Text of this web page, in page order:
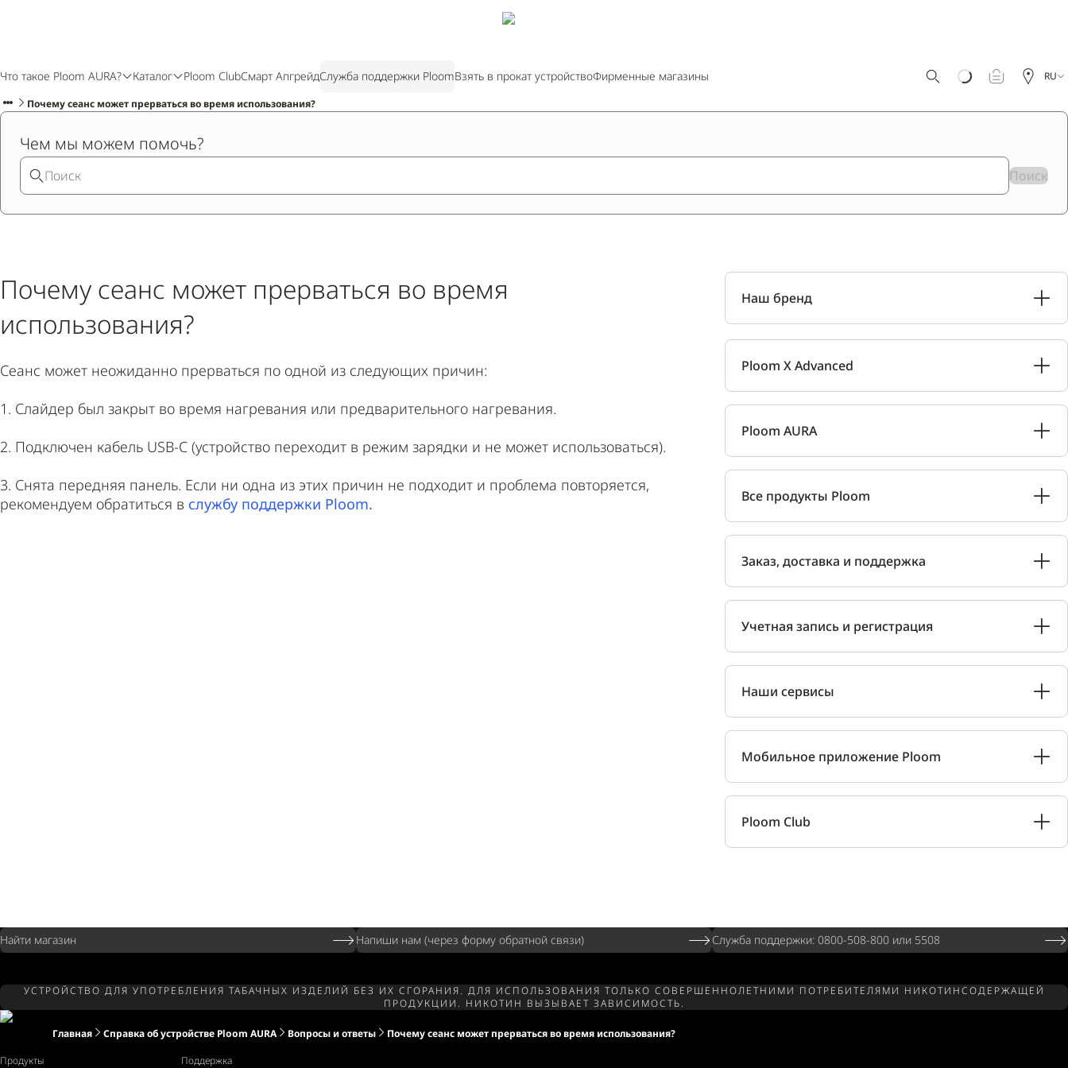
Что такое Ploom AURA? Каталог Ploom ClubСмарт АпгрейдСлужба поддержки PloomВзять в прокат устройствоФирменные магазины RU
Почему сеанс может прерваться во время использования?
Чем мы можем помочь?
Поиск
Почему сеанс может прерваться во время
использования?
Сеанс может неожиданно прерваться по одной из следующих причин:
1. Слайдер был закрыт во время нагревания или предварительного нагревания.
2. Подключен кабель USB-C (устройство переходит в режим зарядки и не может использоваться).
3. Снята передняя панель. Если ни одна из этих причин не подходит и проблема повторяется,
рекомендуем обратиться в службу поддержки Ploom.
Наш бренд
Ploom X Advanced
Ploom AURA
Все продукты Ploom
Заказ, доставка и поддержка
Учетная запись и регистрация
Наши сервисы
Мобильное приложение Ploom
Ploom Club
Найти магазин Напиши нам (через форму обратной связи) Служба поддержки: 0800-508-800 или 5508
УСТРОЙСТВО ДЛЯ УПОТРЕБЛЕНИЯ ТАБАЧНЫХ ИЗДЕЛИЙ БЕЗ ИХ СГОРАНИЯ. ДЛЯ ИСПОЛЬЗОВАНИЯ ТОЛЬКО СОВЕРШЕННОЛЕТНИМИ ПОТРЕБИТЕЛЯМИ НИКОТИНСОДЕРЖАЩЕЙ
ПРОДУКЦИИ. НИКОТИН ВЫЗЫВАЕТ ЗАВИСИМОСТЬ.
Главная Справка об устройстве Ploom AURA Вопросы и ответы
Почему сеанс может прерваться во время использования?
Продукты
Поддержка